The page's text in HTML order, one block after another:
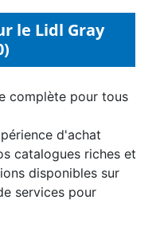
le Lidl Gray
complète pour tous
d'achat
catalogues riches et
disponibles sur
services pour